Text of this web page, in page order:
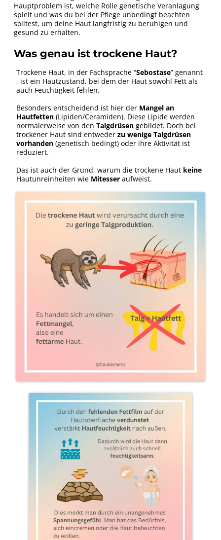
Hauptproblem ist, welche Rolle genetische Veranlagung
spielt und was du bei der Pflege unbedingt beachten
solltest, um deine Haut langfristig zu beruhigen und
gesund zu erhalten.
Was genau ist trockene Haut?
Trockene Haut, in der Fachsprache “Sebostase” genannt
, ist ein Hautzustand, bei dem der Haut sowohl Fett als
auch Feuchtigkeit fehlen.
Besonders entscheidend ist hier der Mangel an
Hautfetten (Lipiden/Ceramiden). Diese Lipide werden
normalerweise von den Talgdrüsen gebildet. Doch bei
trockener Haut sind entweder zu wenige Talgdrüsen
vorhanden (genetisch bedingt) oder ihre Aktivität ist
reduziert.
Das ist auch der Grund, warum die trockene Haut keine
Hautunreinheiten wie Mitesser aufweist.